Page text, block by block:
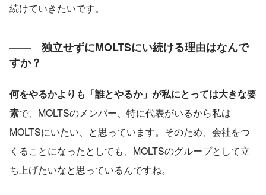
続けていきたいです。
――　独立せずにMOLTSにい続ける理由はなんで
すか？
何をやるかよりも「誰とやるか」が私にとっては大きな要
素で、MOLTSのメンバー、特に代表がいるから私は
MOLTSにいたい、と思っています。そのため、会社をつ
くることになったとしても、MOLTSのグループとして立
ち上げたいなと思っているんですね。